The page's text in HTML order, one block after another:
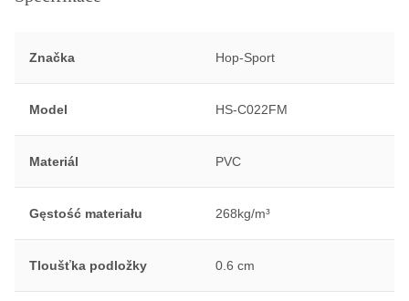
Značka Hop-Sport
Model HS-C022FM
Materiál PVC
Gęstość materiału 268kg/m³
Tloušťka podložky 0.6 cm